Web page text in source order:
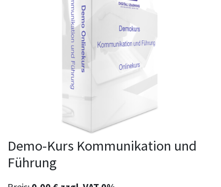
Demo-Kurs Kommunikation und
Führung